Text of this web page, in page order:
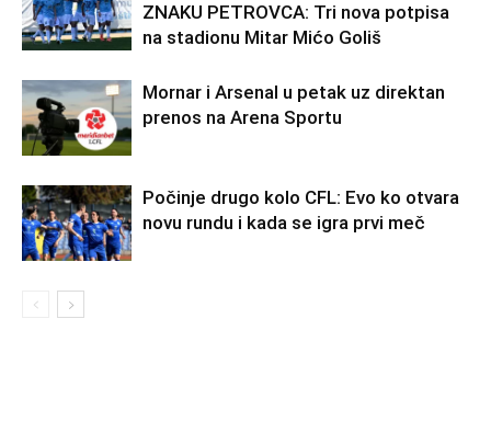
ZNAKU PETROVCA: Tri nova potpisa
na stadionu Mitar Mićo Goliš
Mornar i Arsenal u petak uz direktan
prenos na Arena Sportu
Počinje drugo kolo CFL: Evo ko otvara
novu rundu i kada se igra prvi meč